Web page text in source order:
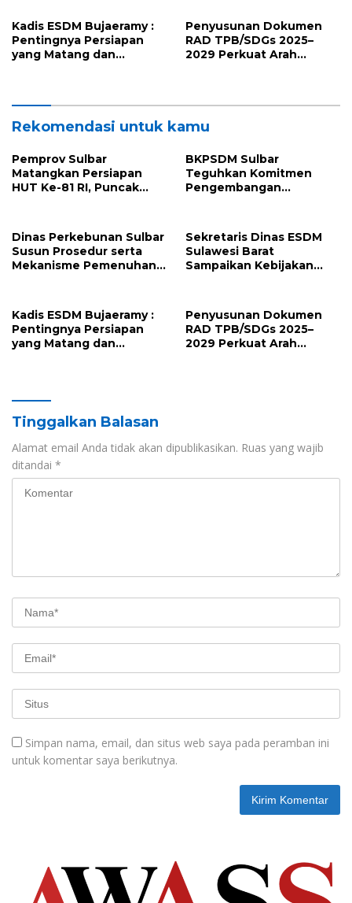
Pasangkayu
Kadis ESDM Bujaeramy :
Pentingnya Persiapan
yang Matang dan
Penyusunan Dokumen
RAD TPB/SDGs 2025–
2029 Perkuat Arah
Rekomendasi untuk kamu
Pemprov Sulbar
Matangkan Persiapan
HUT Ke-81 RI, Puncak
BKPSDM Sulbar
Teguhkan Komitmen
Pengembangan
Perjanjian Tugas Belajar
2026
Dinas Perkebunan Sulbar
Susun Prosedur serta
Mekanisme Pemenuhan
Pasangkayu
Sekretaris Dinas ESDM
Sulawesi Barat
Sampaikan Kebijakan
Kadis ESDM Bujaeramy :
Pentingnya Persiapan
yang Matang dan
Penyusunan Dokumen
RAD TPB/SDGs 2025–
2029 Perkuat Arah
Tinggalkan Balasan
Alamat email Anda tidak akan dipublikasikan. Ruas yang wajib
ditandai *
Simpan nama, email, dan situs web saya pada peramban ini
untuk komentar saya berikutnya.